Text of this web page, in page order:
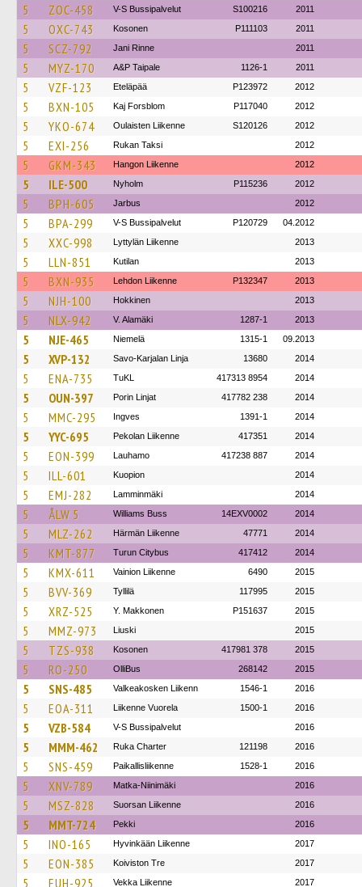
5 ZOC-458 V-S Bussipalvelut S100216 2011
5 OXC-743 Kosonen P111103 2011
5 SCZ-792 Jani Rinne 2011
5 MYZ-170 A&P Taipale 1126-1 2011
5 VZF-123 Eteläpää P123972 2012
5 BXN-105 Kaj Forsblom P117040 2012
5 YKO-674 Oulaisten Liikenne S120126 2012
5 EXI-256 Rukan Taksi 2012
5 GKM-343 Hangon Liikenne 2012
5 ILE-500 Nyholm P115236 2012
5 BPH-605 Jarbus 2012
5 BPA-299 V-S Bussipalvelut P120729 04.2012
5 XXC-998 Lyttylän Liikenne 2013
5 LLN-851 Kutilan 2013
5 BXN-935 Lehdon Liikenne P132347 2013
5 NJH-100 Hokkinen 2013
5 NLX-942 V. Alamäki 1287-1 2013
5 NJE-465 Niemelä 1315-1 09.2013
5 XVP-132 Savo-Karjalan Linja 13680 2014
5 ENA-735 TuKL 417313 8954 2014
5 OUN-397 Porin Linjat 417782 238 2014
5 MMC-295 Ingves 1391-1 2014
5 YYC-695 Pekolan Liikenne 417351 2014
5 EON-399 Lauhamo 417238 887 2014
5 ILL-601 Kuopion 2014
5 EMJ-282 Lamminmäki 2014
5 ÅLW 5 Williams Buss 14EXV0002 2014
5 MLZ-262 Härmän Liikenne 47771 2014
5 KMT-877 Turun Citybus 417412 2014
5 KMX-611 Vainion Liikenne 6490 2015
5 BVV-369 Tyllilä 117995 2015
5 XRZ-525 Y. Makkonen P151637 2015
5 MMZ-973 Liuski 2015
5 TZS-938 Kosonen 417981 378 2015
5 RO-250 OlliBus 268142 2015
5 SNS-485 Valkeakosken Liikenn 1546-1 2016
5 EOA-311 Liikenne Vuorela 1500-1 2016
5 VZB-584 V-S Bussipalvelut 2016
5 MMM-462 Ruka Charter 121198 2016
5 SNS-459 Paikallisliikenne 1528-1 2016
5 XNV-789 Matka-Niinimäki 2016
5 MSZ-828 Suorsan Liikenne 2016
5 MMT-724 Pekki 2016
5 INO-165 Hyvinkään Liikenne 2017
5 EON-385 Koiviston Tre 2017
5 EUH-925 Vekka Liikenne 2017